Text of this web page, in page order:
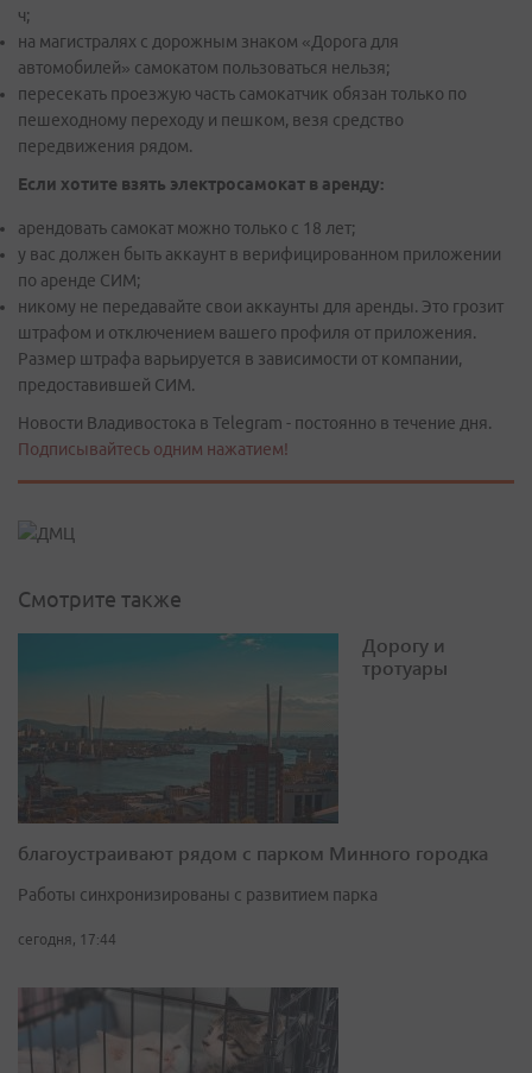
ч;
на магистралях с дорожным знаком «Дорога для
автомобилей» самокатом пользоваться нельзя;
пересекать проезжую часть самокатчик обязан только по
пешеходному переходу и пешком, везя средство
передвижения рядом.
Если хотите взять электросамокат в аренду:
арендовать самокат можно только с 18 лет;
у вас должен быть аккаунт в верифицированном приложении
по аренде СИМ;
никому не передавайте свои аккаунты для аренды. Это грозит
штрафом и отключением вашего профиля от приложения.
Размер штрафа варьируется в зависимости от компании,
предоставившей СИМ.
Новости Владивостока в Telegram - постоянно в течение дня.
Подписывайтесь одним нажатием!
Смотрите также
Дорогу и
тротуары
благоустраивают рядом с парком Минного городка
Работы синхронизированы с развитием парка
сегодня, 17:44